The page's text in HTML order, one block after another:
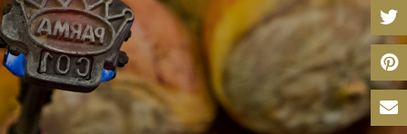
Share
Share